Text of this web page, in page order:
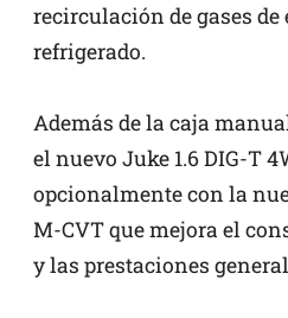
recirculación de gases de
refrigerado.
Además de la caja
el nuevo Juke 1.6 DIG-T
opcionalmente con la
M-CVT que mejora el
y las prestaciones